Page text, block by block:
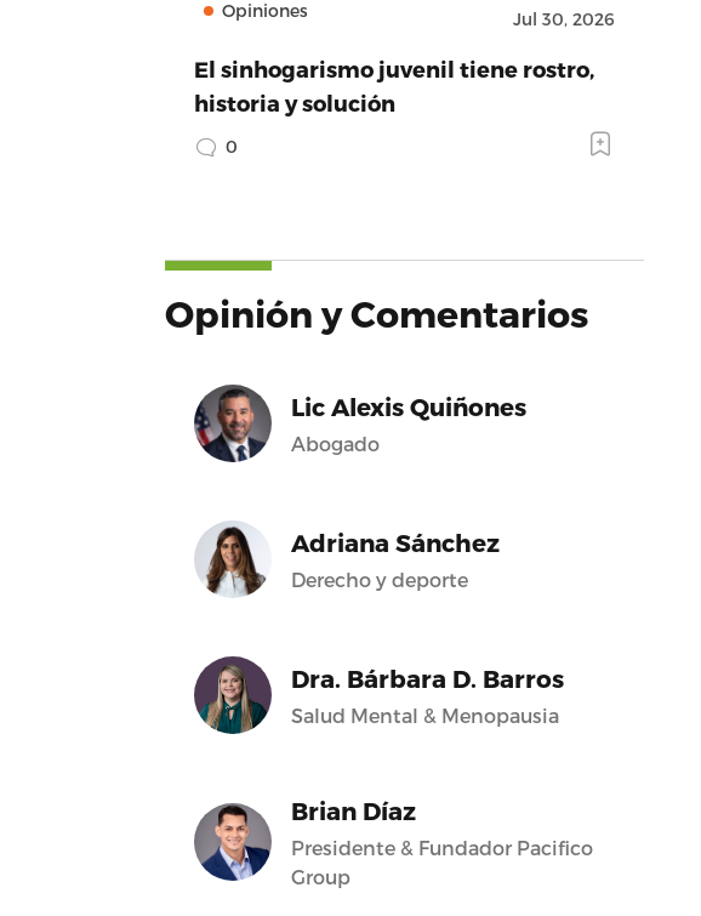
Opiniones Jul 30, 2026
El sinhogarismo juvenil tiene rostro,
historia y solución
0
Opinión y Comentarios
Lic Alexis Quiñones
Abogado
Adriana Sánchez
Derecho y deporte
Dra. Bárbara D. Barros
Salud Mental & Menopausia
Brian Díaz
Presidente & Fundador Pacifico
Group